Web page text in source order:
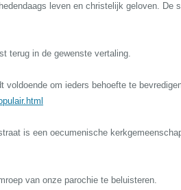
leven en christelijk geloven. De
terug in de gewenste vertaling.
voldoende om ieders behoefte te
is een oecumenische
van onze parochie te beluisteren.